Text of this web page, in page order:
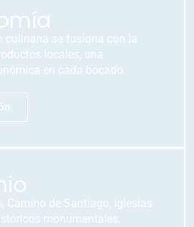
culinaria se fusiona con la
locales, una
en cada bocado.
Camino de Santiago, iglesias
monumentales,